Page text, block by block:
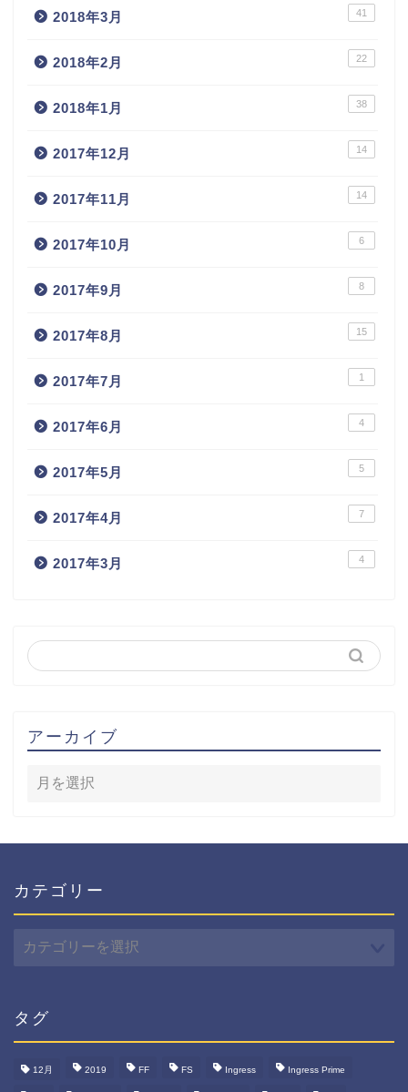
2018年3月 41
2018年2月 22
2018年1月 38
2017年12月 14
2017年11月 14
2017年10月 6
2017年9月 8
2017年8月 15
2017年7月 1
2017年6月 4
2017年5月 5
2017年4月 7
2017年3月 4
アーカイブ
カテゴリー
テ
ー
タグ
12月 2019 FF FS Ingress Ingress Prime